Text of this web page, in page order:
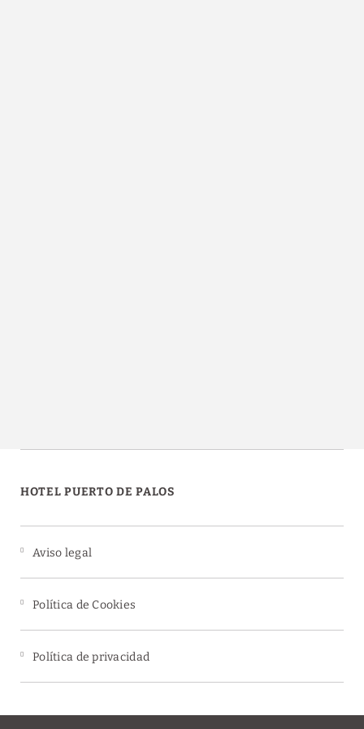
HOTEL PUERTO DE PALOS
Aviso legal
Política de Cookies
Política de privacidad